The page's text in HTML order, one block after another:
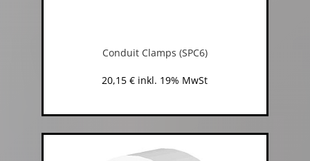
Conduit Clamps (SPC6)
20,15€ inkl. 19% MwSt